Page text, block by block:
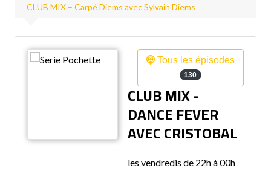
CLUB MIX – Carpé Diems avec Sylvain Diems
Tous les épisodes
130
CLUB MIX -
DANCE FEVER
AVEC CRISTOBAL
les vendredis de 22h à 00h